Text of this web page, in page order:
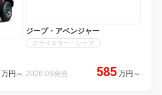
万円 ～
ジープ・アベンジャー
クライスラー・ジープ
2026.06発売 585 万円 ～